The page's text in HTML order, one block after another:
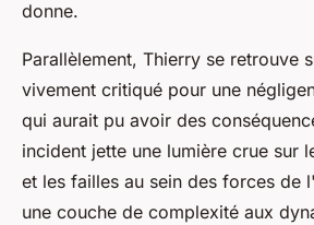
donne.
Parallèlement, Thierry se retrouve
vivement critiqué pour une
qui aurait pu avoir des
incident jette une lumière crue sur
et les failles au sein des forces de
une couche de complexité aux